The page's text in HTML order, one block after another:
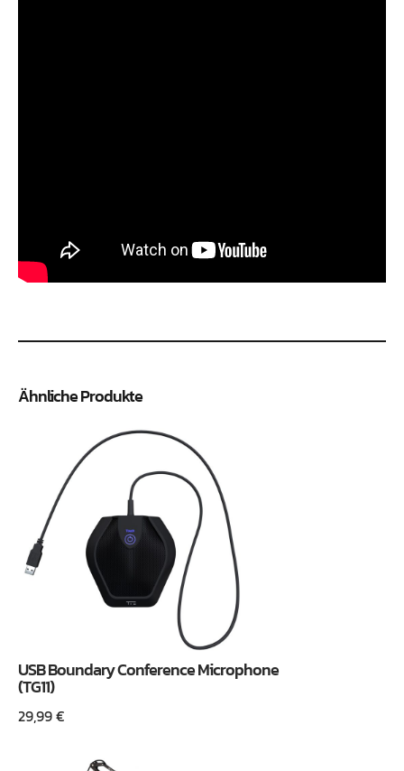
Ähnliche Produkte
USB Boundary Conference Microphone
(TG11)
29,99€